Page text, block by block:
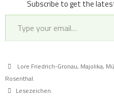
Subscribe to get the
Type your email…
Lore Friedrich-Gronau, Majolika,
Rosenthal.
Lesezeichen.